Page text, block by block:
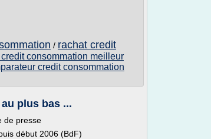
/ rachat credit
consommation meilleur
credit consommation
plus bas ...
de presse
début 2006 (BdF)